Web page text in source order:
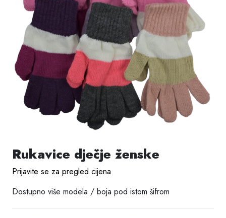
Rukavice dječje ženske
Prijavite se za pregled cijena
Dostupno više modela / boja pod istom šifrom